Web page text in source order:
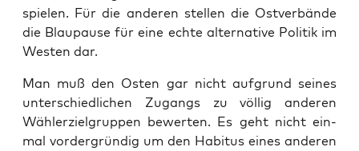
spie­len. Für die ande­ren stel­len die Ost­ver­bän­de
die Blau­pau­se für eine ech­te alter­na­ti­ve Poli­tik im
Wes­ten dar.
Man muß den Osten gar nicht auf­grund sei­nes
unter­schied­li­chen Zugangs zu völ­lig ande­ren
Wäh­ler­ziel­grup­pen bewer­ten. Es geht nicht ein­
mal vor­der­grün­dig um den Habi­tus eines ande­ren